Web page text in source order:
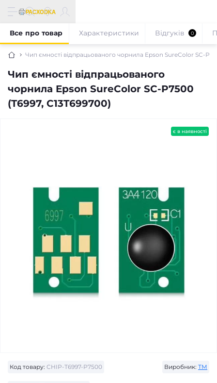
Чип ємності відпрацьованого чорнила Epson SureColor SC-
Чип ємності відпрацьованого
чорнила Epson SureColor SC-P7500
(T6997, C13T699700)
Все про товар Характеристики Відгуків 0
є в наявності
Код товару: CHIP-T6997-P7500 Виробник: ТМ